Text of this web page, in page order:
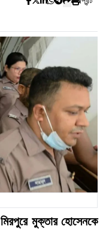
মুক্তার হোসেনকে